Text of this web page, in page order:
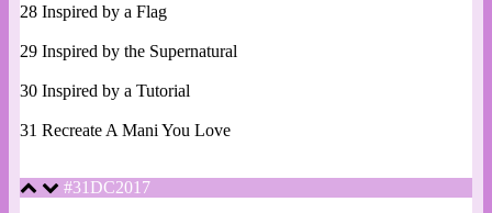
28 Inspired by a Flag
29 Inspired by the Supernatural
30 Inspired by a Tutorial
31 Recreate A Mani You Love
#31DC2017